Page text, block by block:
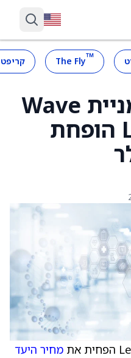
™
The Fly
מחיר היעד למניית Wave
Life Sciences הופחת
מחיר היעד